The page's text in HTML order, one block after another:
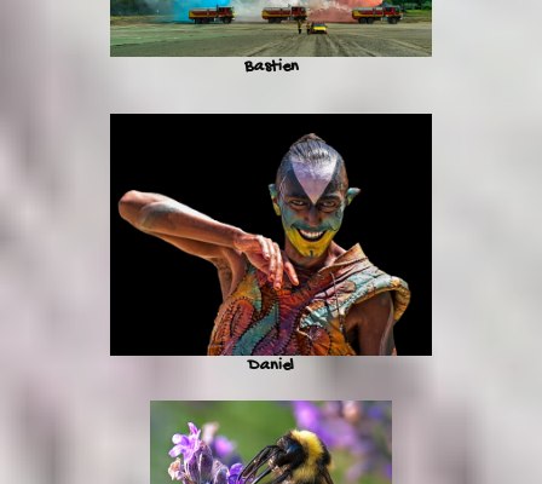
Bastien
Daniel